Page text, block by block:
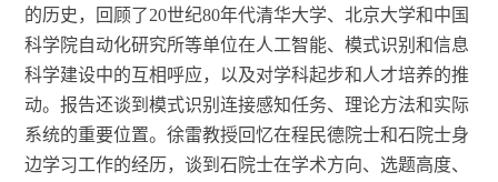
的历史，回 顾了20世纪80年代清华大学、北京大学和中国
科学院自动化研究所等单位在人工智能、模式识别和信息
科学建设中的互相呼应，以及对学科起步和人才培养的推
动。报告还谈到模式识别连接感知任务、理论方法和实际
系统的重要位置。徐雷教授回忆在程民德院士和石院士身
边学习工作的经历，谈到石院士在学术方向、选题高度、